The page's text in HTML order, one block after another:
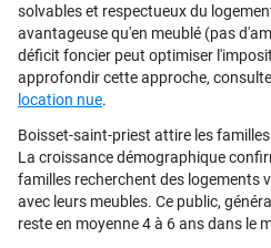
solvables et respectueux du
avantageuse qu'en meublé (pas
déficit foncier peut optimiser
approfondir cette approche,
location nue.
Boisset-saint-priest attire les
La croissance démographique
familles recherchent des logements
avec leurs meubles. Ce public,
reste en moyenne 4 à 6 ans dans le